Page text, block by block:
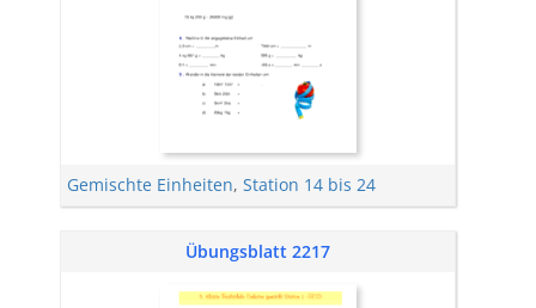
Gemischte Einheiten, Station 14 bis 24
Übungsblatt 2217